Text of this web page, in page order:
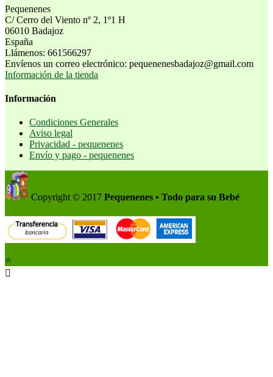
Pequenenes
C/ Cerro del Viento nº 2, 1º1 H
06010 Badajoz
España
Llámenos: 661566297
Envíenos un correo electrónico: pequenenesbadajoz@gmail.com
Información de la tienda
Información
Condiciones Generales
Aviso legal
Privacidad - pequenenes
Envío y pago - pequenenes
Copyright © 2017 Pequenenes • Todo para su Bebé
